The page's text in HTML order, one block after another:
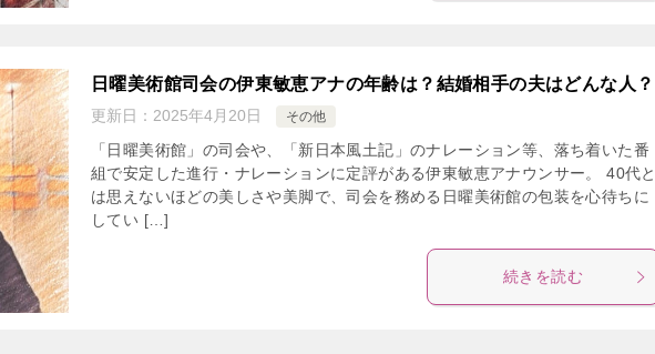
日曜美術館司会の伊東敏恵アナの年齢は？結婚相手の夫はどんな人？
更新日： 2025年4月20日 その他
「日曜美術館」の司会や、「新日本風土記」のナレーション等、落ち着いた番
組で安定した進行・ナレーションに定評がある伊東敏恵アナウンサー。 40代と
は思えないほどの美しさや美脚で、司会を務める日曜美術館の包装を心待ちに
してい […]
続きを読む